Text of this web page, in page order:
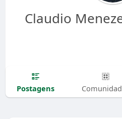
Claudio
Postagens